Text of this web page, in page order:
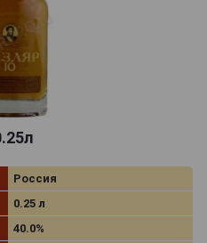
Россия
0.25 л
40.0%